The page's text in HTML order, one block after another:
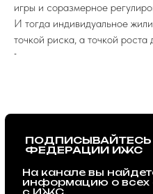
игры и соразмерное
И тогда индивидуальное
точкой риска, а точкой роста
-